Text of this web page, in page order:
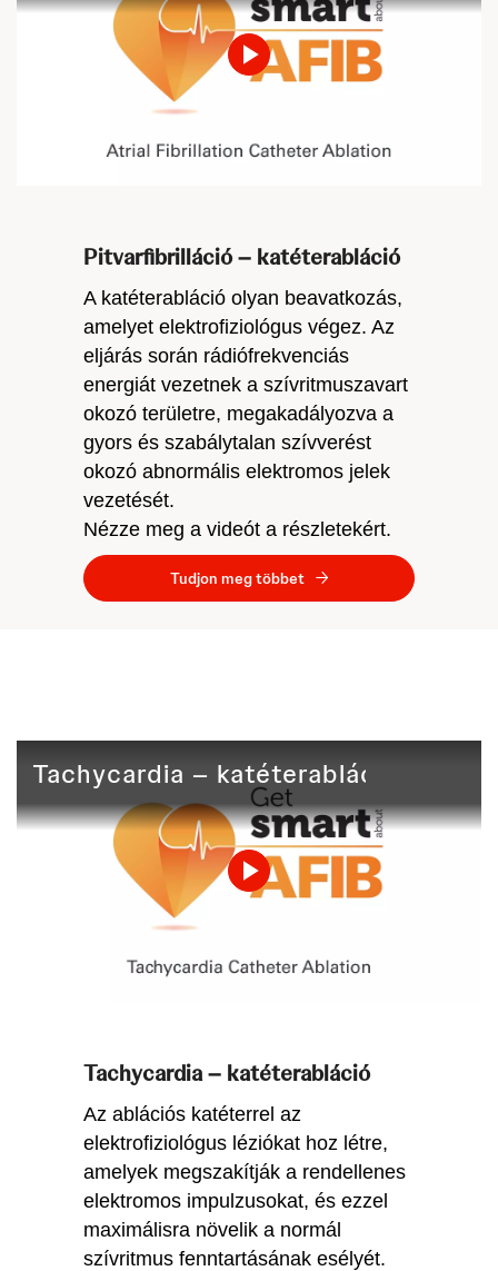
Play
Video
Pitvarfibrilláció – katéterabláció​
A katéterabláció olyan beavatkozás,
amelyet elektrofiziológus végez. Az
eljárás során rádiófrekvenciás
energiát vezetnek a szívritmuszavart
okozó területre, megakadályozva a
gyors és szabálytalan szívverést
okozó abnormális elektromos jelek
vezetését.
Nézze meg a videót a részletekért.
Tudjon meg többet
Tachycardia – katéterabláció
Play
Video
Tachycardia – katéterabláció
Az ablációs katéterrel az
elektrofiziológus léziókat hoz létre,
amelyek megszakítják a rendellenes
elektromos impulzusokat, és ezzel
maximálisra növelik a normál
szívritmus fenntartásának esélyét.